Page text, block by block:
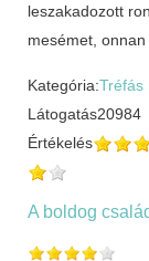
leszakadozott
mesémet,
Kategória:Tréfás
Látogatás20984
Értékelés
A boldog